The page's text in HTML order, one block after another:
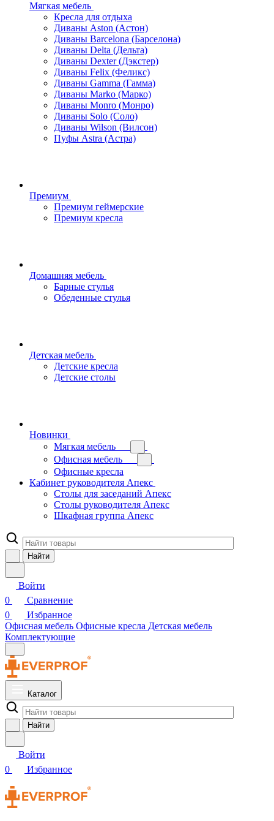
Мягкая мебель
Кресла для отдыха
Диваны Aston (Астон)
Диваны Barcelona (Барселона)
Диваны Delta (Дельта)
Диваны Dexter (Дэкстер)
Диваны Felix (Феликс)
Диваны Gamma (Гамма)
Диваны Marko (Марко)
Диваны Monro (Монро)
Диваны Solo (Соло)
Диваны Wilson (Вилсон)
Пуфы Astra (Астра)
Премиум
Премиум геймерские
Премиум кресла
Домашняя мебель
Барные стулья
Обеденные стулья
Детская мебель
Детские кресла
Детские столы
Новинки
Мягкая мебель
Офисная мебель
Офисные кресла
Кабинет руководителя Апекс
Столы для заседаний Апекс
Столы руководителя Апекс
Шкафная группа Апекс
Найти
Войти
0
Сравнение
0
Избранное
Офисная мебель Офисные кресла Детская мебель
Комплектующие
Каталог
Найти
Войти
0
Избранное